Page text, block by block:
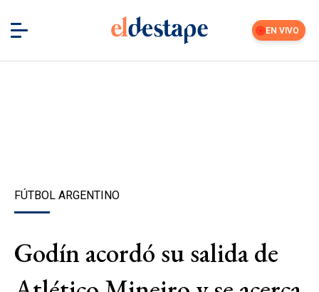
EN VIVO
FÚTBOL ARGENTINO
Godín acordó su salida de